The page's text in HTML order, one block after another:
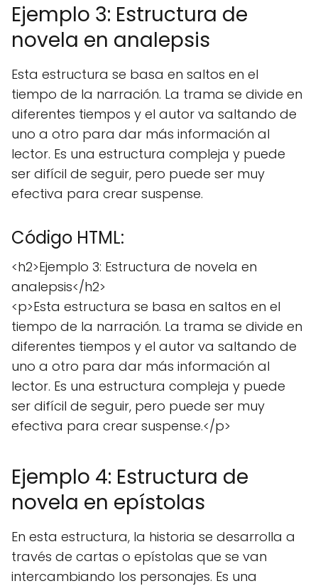
Ejemplo 3: Estructura de
novela en analepsis
Esta estructura se basa en saltos en el
tiempo de la narración. La trama se divide en
diferentes tiempos y el autor va saltando de
uno a otro para dar más información al
lector. Es una estructura compleja y puede
ser difícil de seguir, pero puede ser muy
efectiva para crear suspense.
Código HTML:
<h2>Ejemplo 3: Estructura de novela en
analepsis</h2>
<p>Esta estructura se basa en saltos en el
tiempo de la narración. La trama se divide en
diferentes tiempos y el autor va saltando de
uno a otro para dar más información al
lector. Es una estructura compleja y puede
ser difícil de seguir, pero puede ser muy
efectiva para crear suspense.</p>
Ejemplo 4: Estructura de
novela en epístolas
En esta estructura, la historia se desarrolla a
través de cartas o epístolas que se van
intercambiando los personajes. Es una